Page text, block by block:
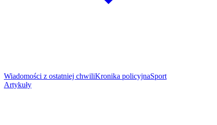
Wiadomości z ostatniej chwiliKronika policyjnaSport
Artykuły